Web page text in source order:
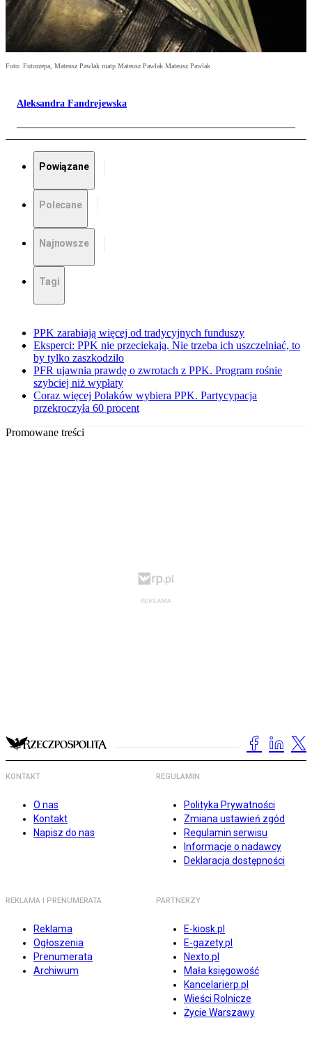
Foto: Fotorzepa, Mateusz Pawlak matp Mateusz Pawlak Mateusz Pawlak
Aleksandra Fandrejewska
Powiązane
Polecane
Najnowsze
Tagi
PPK zarabiają więcej od tradycyjnych funduszy
Eksperci: PPK nie przeciekają. Nie trzeba ich uszczelniać, to
by tylko zaszkodziło
PFR ujawnia prawdę o zwrotach z PPK. Program rośnie
szybciej niż wypłaty
Coraz więcej Polaków wybiera PPK. Partycypacja
przekroczyła 60 procent
Promowane treści
KONTAKT
O nas
Kontakt
Napisz do nas
REGULAMIN
Polityka Prywatności
Zmiana ustawień zgód
Regulamin serwisu
Informacje o nadawcy
Deklaracja dostępności
REKLAMA I PRENUMERATA
Reklama
Ogłoszenia
Prenumerata
Archiwum
PARTNERZY
E-kiosk.pl
E-gazety.pl
Nexto.pl
Mała księgowość
Kancelarierp.pl
Wieści Rolnicze
Życie Warszawy